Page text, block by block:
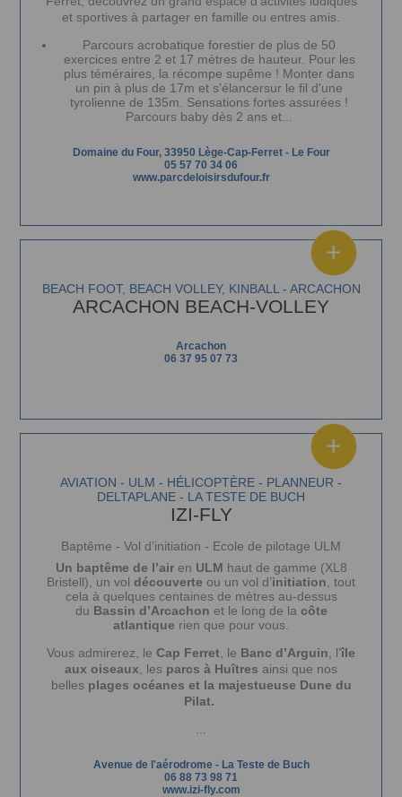
et sportives à partager en famille ou entres amis.
Parcours acrobatique forestier de plus de 50
exercices entre 2 et 17 mètres de hauteur. Pour les
plus téméraires, la récompe supême ! Monter dans
un pin à plus de 17m et s'élancersur le fil d'une
tyrolienne de 135m. Sensations fortes assurées !
Parcours baby dès 2 ans et...
Domaine du Four, 33950 Lège-Cap-Ferret- Le Four
05 57 70 34 06
www.parcdeloisirsdufour.fr
BEACH FOOT, BEACH VOLLEY, KINBALL - ARCACHON
ARCACHON BEACH-VOLLEY
Arcachon
06 37 95 07 73
AVIATION - ULM - HÉLICOPTÈRE - PLANNEUR -
DELTAPLANE - LA TESTE DE BUCH
IZI-FLY
Baptême - Vol d’initiation - Ecole de pilotage ULM
Un baptême de l’airen ULM haut de gamme (XL8
Bristell), un vol découverte ou un vol d’initiation , tout
cela à quelques centaines de mètres au-dessus
du Bassin d’Arcachon et le long de la côte
atlantique rien que pour vous.
Vous admirerez, le Cap Ferret , le Banc d’Arguin , l’île
aux oiseaux , les parcs à Huîtres ainsi que nos
belles plages océanes et la majestueuse Dune du
Pilat.
Avenue de l'aérodrome - La Teste de Buch
06 88 73 98 71
www.izi-fly.com